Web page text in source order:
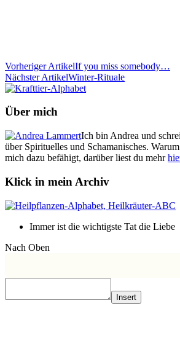
Vorheriger ArtikelIf you miss somebody…
Nächster ArtikelWinter-Rituale
Über mich
Ich bin Andrea und
über Spirituelles und Schamanisches.
mich dazu befähigt, darüber liest du mehr
Klick in mein Archiv
Immer ist die wichtigste Tat die Liebe
Nach Oben
Insert